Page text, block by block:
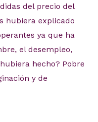
del precio del
hubiera explicado
ya que ha
el desempleo,
hecho? Pobre
y de